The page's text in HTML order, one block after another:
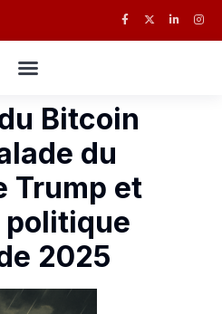
Bitcoin
du
Trump et
politique
2025